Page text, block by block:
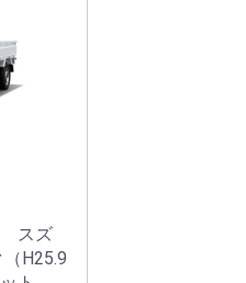
スズ
H25.9